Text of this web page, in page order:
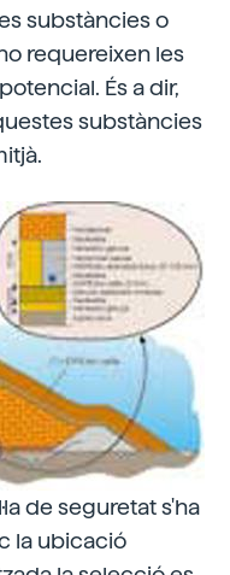
substàncies o
requereixen les
És a dir,
substàncies
de seguretat s'ha
la ubicació